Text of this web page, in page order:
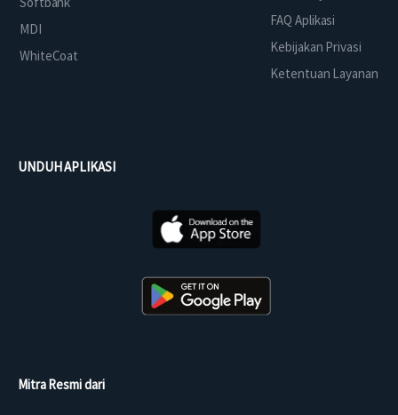
MDI
WhiteCoat
FAQ Aplikasi
Kebijakan Privasi
Ketentuan Layanan
UNDUH APLIKASI
Mitra Resmi dari